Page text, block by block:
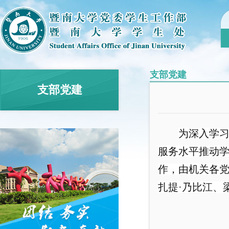
支部党建
支部党建
为深入学
服务水平推动
作，由机关各
扎提·乃比江、